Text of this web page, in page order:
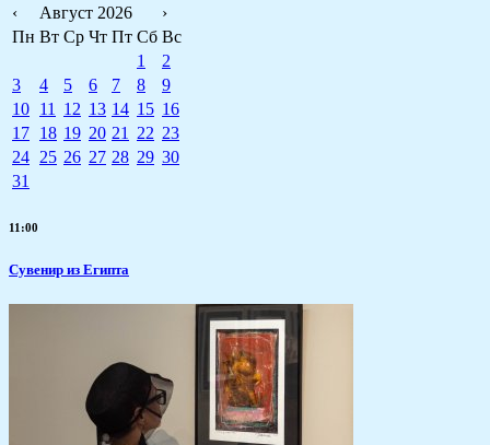
‹
Август 2026
›
Пн Вт Ср Чт Пт Сб Вс
1
2
3
4 5 6 7 8
9
10 11 12 13 14 15 16
17 18 19 20 21 22 23
24 25 26 27 28 29 30
31
11:00
Сувенир из Египта